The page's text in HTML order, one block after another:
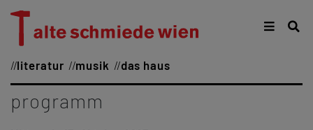
literatur musik das haus
programm